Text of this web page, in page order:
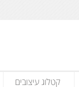
קטלוג עיצובים